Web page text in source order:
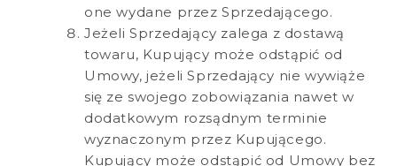
one wydane przez Sprzedającego.
Jeżeli Sprzedający zalega z dostawą
towaru, Kupujący może odstąpić od
Umowy, jeżeli Sprzedający nie wywiąże
się ze swojego zobowiązania nawet w
dodatkowym rozsądnym terminie
wyznaczonym przez Kupującego.
Kupujący może odstąpić od Umowy bez